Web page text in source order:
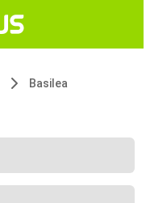
Basilea